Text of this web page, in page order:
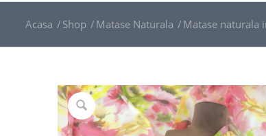
Acasa / Shop / Matase Naturala / Matase naturala